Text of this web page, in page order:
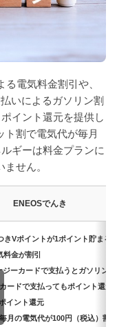
電気料金割引や、
いによるガソリン割
イント還元を提供し
ト割で電気代が毎月
ギーは料金プランに
せん。
ENEOSでんき
Vポイントが1ポイント貯まる
金が割引
ジーカードで支払うとガソリン
ードで支払ってもポイント還元
イント還元
月の電気代が100円（税込）割